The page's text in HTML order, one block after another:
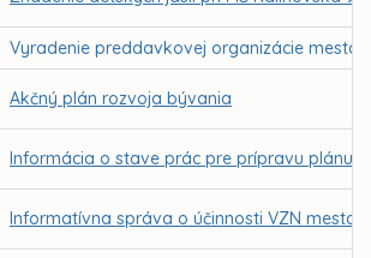
Vyradenie preddavkovej organizácie mesta
Akčný plán rozvoja bývania
Informácia o stave prác pre prípravu plánu
Informatívna správa o účinnosti VZN mesta